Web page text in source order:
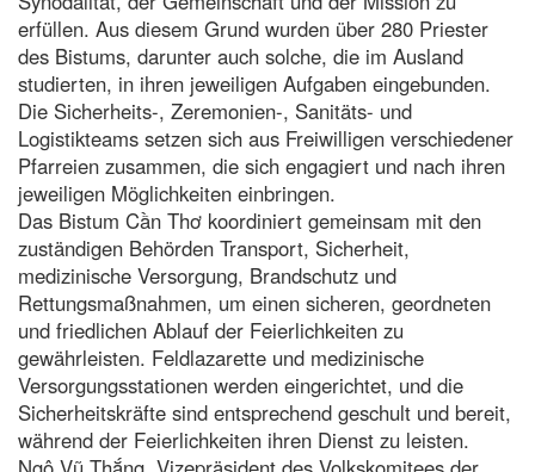
erfüllen. Aus diesem Grund wurden über 280 Priester
des Bistums, darunter auch solche, die im Ausland
studierten, in ihren jeweiligen Aufgaben eingebunden.
Die Sicherheits-, Zeremonien-, Sanitäts- und
Logistikteams setzen sich aus Freiwilligen verschiedener
Pfarreien zusammen, die sich engagiert und nach ihren
jeweiligen Möglichkeiten einbringen.
Das Bistum Cần Thơ koordiniert gemeinsam mit den
zuständigen Behörden Transport, Sicherheit,
medizinische Versorgung, Brandschutz und
Rettungsmaßnahmen, um einen sicheren, geordneten
und friedlichen Ablauf der Feierlichkeiten zu
gewährleisten. Feldlazarette und medizinische
Versorgungsstationen werden eingerichtet, und die
Sicherheitskräfte sind entsprechend geschult und bereit,
während der Feierlichkeiten ihren Dienst zu leisten.